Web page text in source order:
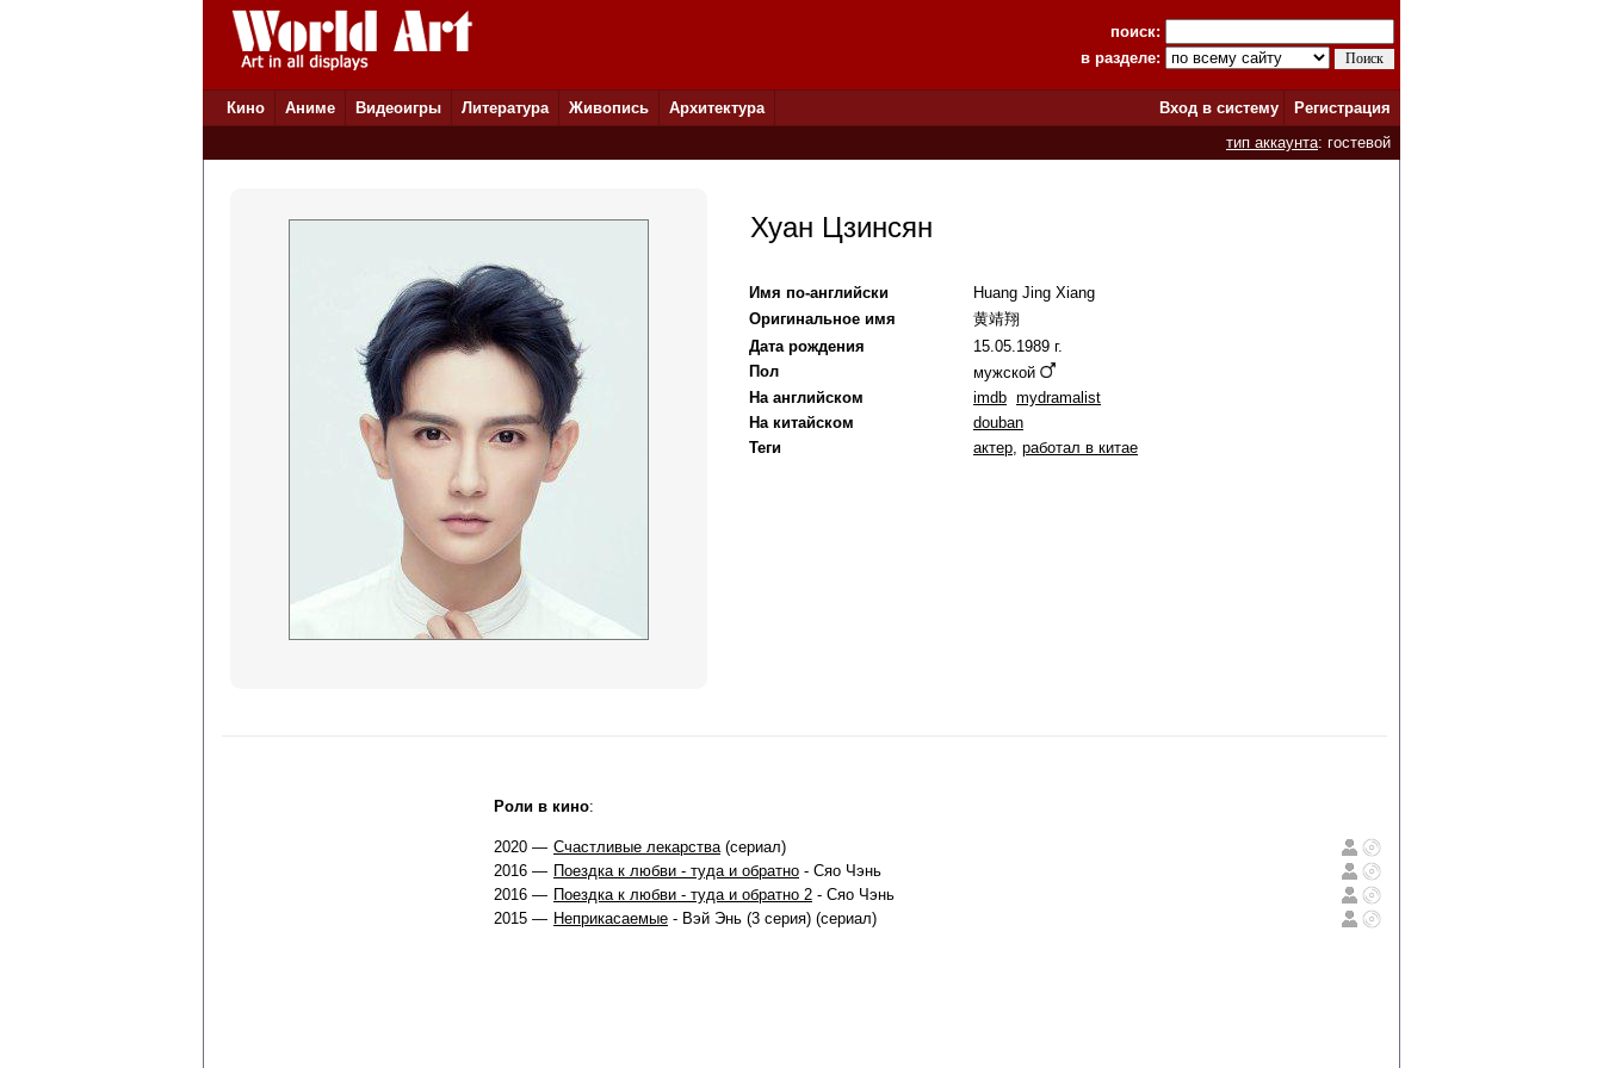
поиск:
в разделе:
Кино Аниме Видеоигры Литература Живопись Архитектура Вход в систему
Регистрация
тип аккаунта: гостевой
Хуан Цзинсян
Имя по-английски
Huang Jing Xiang
Оригинальное имя
黄靖翔
Дата рождения
15.05.1989 г.
Пол
мужской
На английском
imdb mydramalist
На китайском
douban
Теги
актер, работал в китае
Роли в кино:
2020 — Счастливые лекарства(сериал)
2016 — Поездка к любви - туда и обратно - Сяо Чэнь
2016 — Поездка к любви - туда и обратно 2 - Сяо Чэнь
2015 — Неприкасаемые - Вэй Энь (3 серия) (сериал)